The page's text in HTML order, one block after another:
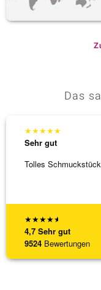
Das
★★★★★
4,7 Sehr gut
9524 Bewertungen
★★★★★
Sehr gut
Tolles Schmuckstück